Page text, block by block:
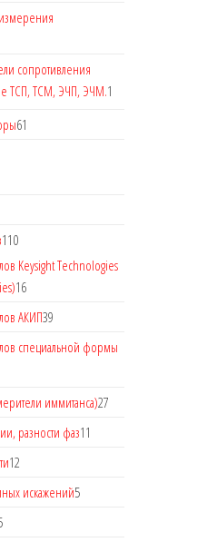
сопротивления
ТСП, ТСМ, ЭЧП, ЭЧМ.1
61
110
Keysight Technologies
16
АКИП39
специальной формы
иммитанса)27
разности фаз11
12
искажений5